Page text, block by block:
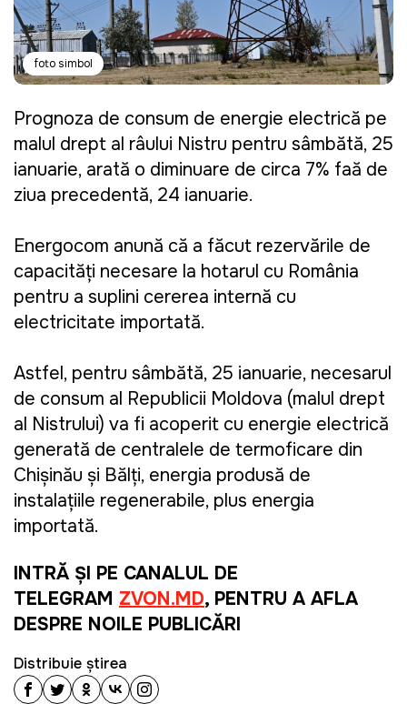
foto simbol
Prognoza de consum de energie electrică pe
malul drept al râului Nistru pentru sâmbătă, 25
ianuarie, arată o diminuare de circa 7% față de
ziua precedentă, 24 ianuarie.
Energocom anunță că a făcut rezervările de
capacități necesare la hotarul cu România
pentru a suplini cererea internă cu
electricitate importată.
Astfel, pentru sâmbătă, 25 ianuarie, necesarul
de consum al Republicii Moldova (malul drept
al Nistrului) va fi acoperit cu energie electrică
generată de centralele de termoficare din
Chișinău și Bălți, energia produsă de
instalațiile regenerabile, plus energia
importată.
INTRĂ ȘI PE CANALUL DE
TELEGRAM ZVON.MD, PENTRU A AFLA
DESPRE NOILE PUBLICĂRI
Distribuie știrea